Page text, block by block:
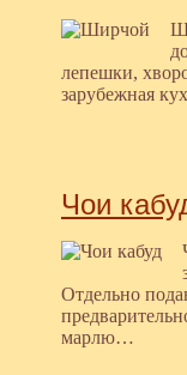
лепешки,
зарубежная
Чои
Отдельно
марлю…